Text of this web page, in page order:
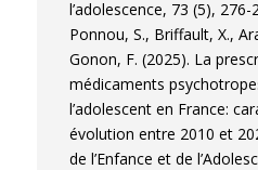
l’adolescence, 73 (5), 276-
Ponnou, S., Briffault, X.,
Gonon, F. (2025). La
médicaments
l’adolescent en France:
évolution entre 2010 et
de l’Enfance et de